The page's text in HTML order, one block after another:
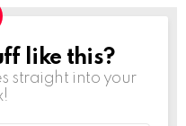
like this?
straight into your